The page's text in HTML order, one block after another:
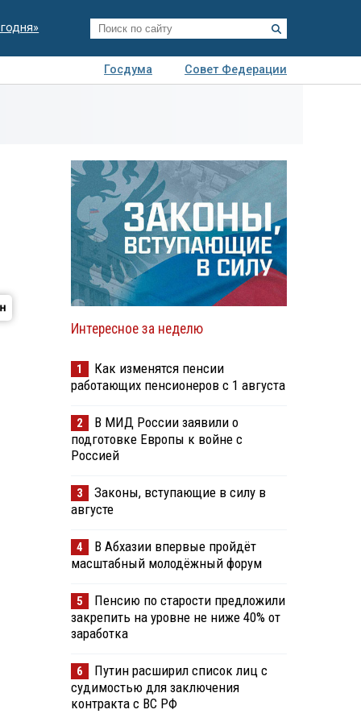
Госдума
Совет Федерации
Интересное за неделю
1
Как изменятся пенсии
работающих пенсионеров с 1 августа
2
В МИД России заявили о
подготовке Европы к войне с
Россией
3
Законы, вступающие в силу в
августе
4
В Абхазии впервые пройдёт
масштабный молодёжный форум
5
Пенсию по старости предложили
закрепить на уровне не ниже 40% от
заработка
6
Путин расширил список лиц с
судимостью для заключения
контракта с ВС РФ